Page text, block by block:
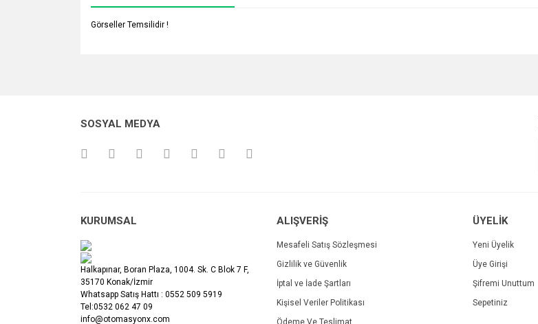
Görseller Temsilidir !
Ürün açıklamasında eksik bilgiler bulunuyor.
SOSYAL MEDYA
KURUMSAL
Halkapınar, Boran Plaza, 1004. Sk. C Blok 7 F,
35170 Konak/İzmir
Whatsapp Satış Hattı : 0552 509 5919
Tel:0532 062 47 09
info@otomasyonx.com
ALIŞVERİŞ
Mesafeli Satış Sözleşmesi
Gizlilik ve Güvenlik
İptal ve İade Şartları
Kişisel Veriler Politikası
Ödeme Ve Teslimat
ÜYELİK
Yeni Üyelik
Üye Girişi
Şifremi Unuttum
Sepetiniz